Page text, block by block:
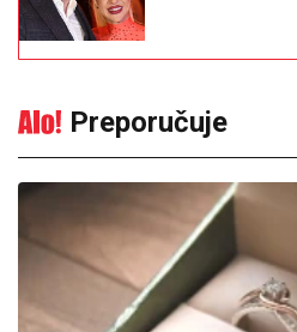
Preporučuje